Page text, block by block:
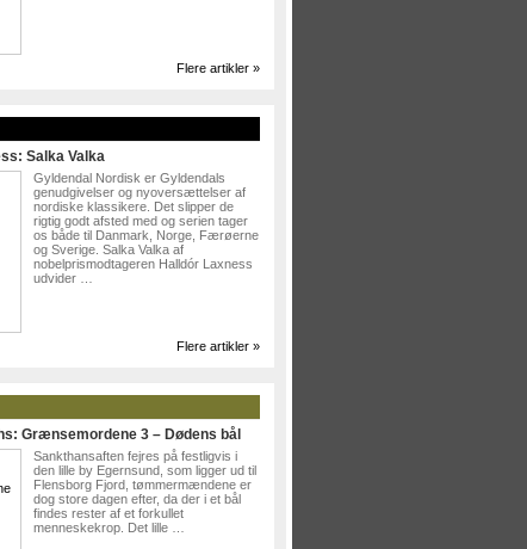
Flere artikler »
Salka Valka
Gyldendal Nordisk er Gyldendals
genudgivelser og nyoversættelser af
nordiske klassikere. Det slipper de
rigtig godt afsted med og serien tager
os både til Danmark, Norge, Færøerne
og Sverige. Salka Valka af
nobelprismodtageren Halldór Laxness
udvider …
Flere artikler »
Grænsemordene 3 – Dødens bål
Sankthansaften fejres på festligvis i
den lille by Egernsund, som ligger ud til
Flensborg Fjord, tømmermændene er
dog store dagen efter, da der i et bål
findes rester af et forkullet
menneskekrop. Det lille …